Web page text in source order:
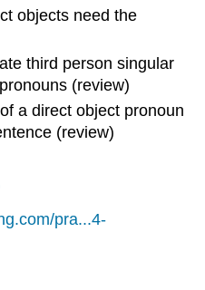
objects need the
third person singular
(review)
a direct object pronoun
(review)
pra...4-